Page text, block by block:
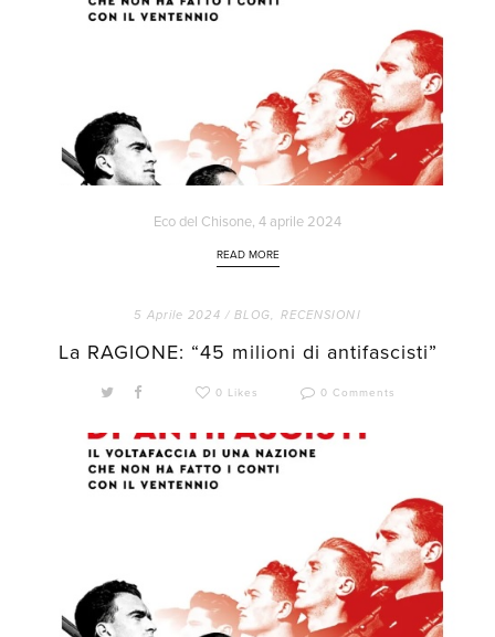
Eco del Chisone, 4 aprile 2024
READ MORE
5 Aprile 2024 / BLOG, RECENSIONI
La RAGIONE: “45 milioni di antifascisti”
0 Likes 0 Comments